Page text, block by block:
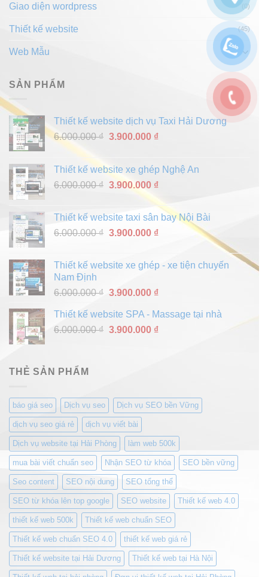
Giao diện wordpress (0)
Thiết kế website (45)
Web Mẫu (10)
SẢN PHẨM
Thiết kế website dịch vụ Taxi Hải Dương
6.000.000₫ Giá
6.000.000 ₫.
3.900.000 ₫Giá
là:
3.900.000 ₫.
Thiết kế website xe ghép Nghệ An
6.000.000₫ Giá
6.000.000 ₫.
3.900.000 ₫Giá
tại
là:
3.900.000 ₫.
Thiết kế website taxi sân bay Nội Bài
6.000.000₫ Giá
6.000.000 ₫.
3.900.000 ₫Giá
là:
Thiết kế website xe ghép - xe tiện chuyến
Nam Định
6.000.000₫ Giá
là:
6.000.000 ₫.
3.900.000 ₫Giá
tại
là:
Thiết kế website SPA - Massage tại nhà
6.000.000₫ Giá
3.900.000 ₫Giá
THẺ SẢN PHẨM
báo giá seo Dịch vụ seo Dịch vụ SEO bền Vững
dịch vụ seo giá rẻ dịch vụ viết bài
Dịch vụ website tại Hải Phòng làm web 500k
mua bài viết chuẩn seo Nhận SEO từ khóa SEO bền vững
Seo content SEO nội dung SEO tổng thể
SEO từ khóa lên top google SEO website Thiết kế web 4.0
thiết kế web 500k Thiết kế web chuẩn SEO
Thiết kế web chuẩn SEO 4.0 thiết kế web giá rẻ
Thiết kế website tại Hải Dương Thiết kế web tại Hà Nội